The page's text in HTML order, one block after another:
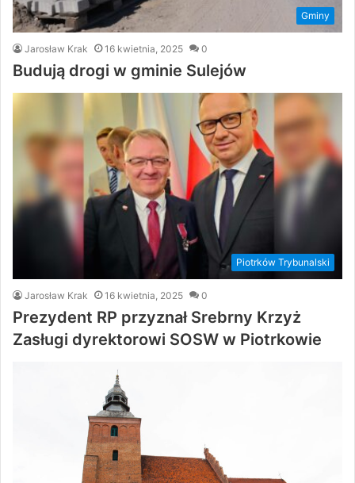
Gminy
Jarosław Krak 16 kwietnia, 2025 0
Budują drogi w gminie Sulejów
Piotrków Trybunalski
Jarosław Krak 16 kwietnia, 2025 0
Prezydent RP przyznał Srebrny Krzyż
Zasługi dyrektorowi SOSW w Piotrkowie